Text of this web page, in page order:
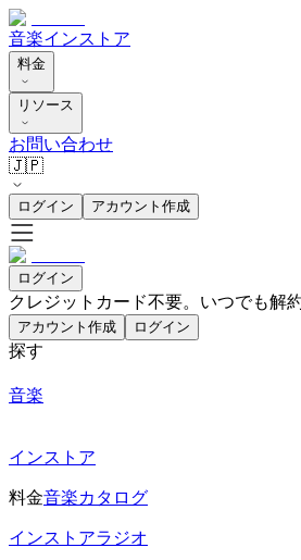
音楽インストア
料金
リソース
お問い合わせ
🇯🇵
ログイン アカウント作成
ログイン
クレジットカード不要。いつでも解約
アカウント作成 ログイン
探す
音楽
インストア
料金音楽カタログ
インストアラジオ